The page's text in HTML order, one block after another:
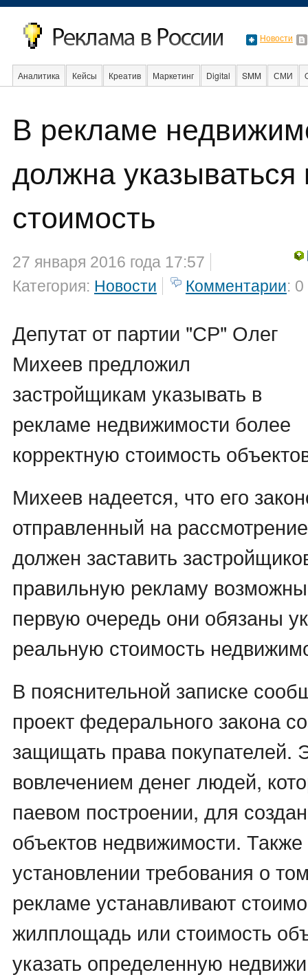
Новости
Аналитика Кейсы Креатив Маркетинг Digital SMM СМИ
В рекламе
должна указываться
стоимость
27 января 2016 года 17:57
Категория: Новости Комментарии: 0
Депутат от партии "СР" Олег
Михеев предложил
застройщикам указывать в
рекламе недвижимости более
корректную стоимость
Михеев надеется, что его
отправленный на
должен заставить
правильную рекламу
первую очередь они обязаны
реальную стоимость
В пояснительной записке
проект федерального закона
защищать права покупателей.
вовлечением денег людей,
паевом построении, для
объектов недвижимости. Также
установлении требования о
рекламе устанавливают
жилплощадь или стоимость
указать определенную